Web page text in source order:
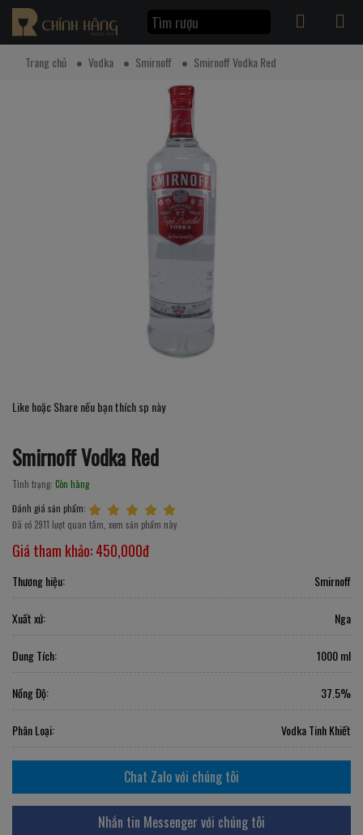
Trang chủ Vodka Smirnoff Smirnoff Vodka Red
Like hoặc Share nếu bạn thích sp này
Smirnoff Vodka Red
Tình trạng: Còn hàng
Đánh giá sản phẩm:
Đã có 2911 lượt quan tâm, xem sản phẩm này
Giá tham khảo:450,000đ
Thương hiệu: Smirnoff
Xuất xứ: Nga
Dung Tích: 1000 ml
Nồng Độ: 37.5%
Phân Loại: Vodka Tinh Khiết
Chat Zalo với chúng tôi
Nhắn tin Messenger với chúng tôi